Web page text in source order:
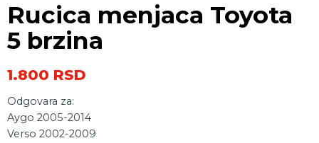
Rucica menjaca Toyota
5 brzina
1.800 RSD
Odgovara za:
Aygo 2005-2014
Verso 2002-2009